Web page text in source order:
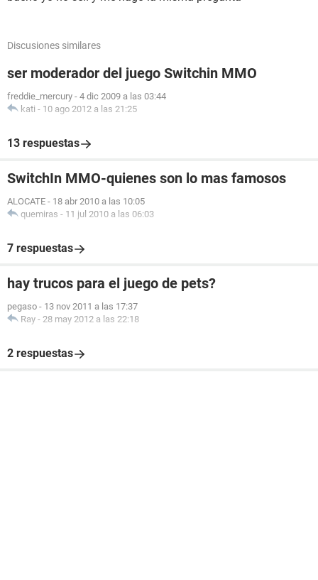
Discusiones similares
ser moderador del juego Switchin MMO
freddie_mercury - 4 dic 2009 a las 03:44
kati - 10 ago 2012 a las 21:25
13 respuestas
SwitchIn MMO-quienes son lo mas famosos
ALOCATE - 18 abr 2010 a las 10:05
quemiras - 11 jul 2010 a las 06:03
7 respuestas
hay trucos para el juego de pets?
pegaso - 13 nov 2011 a las 17:37
Ray - 28 may 2012 a las 22:18
2 respuestas